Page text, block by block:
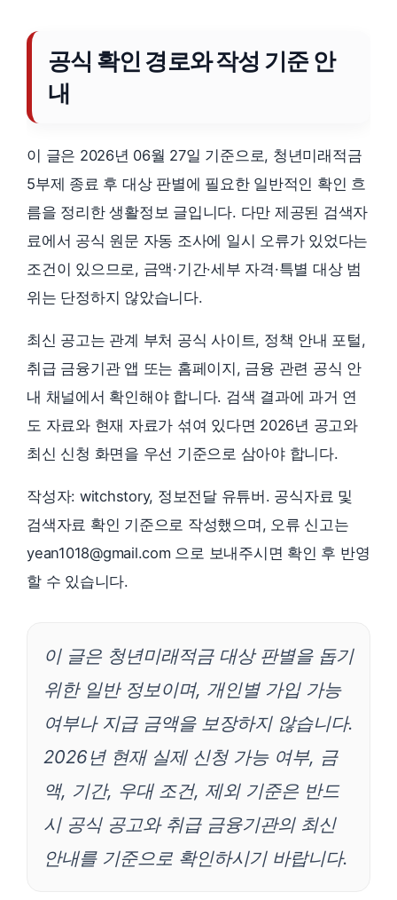
공식 확인 경로와 작성 기준 안
내
이 글은 2026년 06월 27일 기준으로, 청년미래적금
5부제 종료 후 대상 판별에 필요한 일반적인 확인 흐
름을 정리한 생활정보 글입니다. 다만 제공된 검색자
료에서 공식 원문 자동 조사에 일시 오류가 있었다는
조건이 있으므로, 금액·기간·세부 자격·특별 대상 범
위는 단정하지 않았습니다.
최신 공고는 관계 부처 공식 사이트, 정책 안내 포털,
취급 금융기관 앱 또는 홈페이지, 금융 관련 공식 안
내 채널에서 확인해야 합니다. 검색 결과에 과거 연
도 자료와 현재 자료가 섞여 있다면 2026년 공고와
최신 신청 화면을 우선 기준으로 삼아야 합니다.
작성자: witchstory, 정보전달 유튜버. 공식자료 및
검색자료 확인 기준으로 작성했으며, 오류 신고는
yean1018@gmail.com 으로 보내주시면 확인 후 반영
할 수 있습니다.
이 글은 청년미래적금 대상 판별을 돕기
위한 일반 정보이며, 개인별 가입 가능
여부나 지급 금액을 보장하지 않습니다.
2026년 현재 실제 신청 가능 여부, 금
액, 기간, 우대 조건, 제외 기준은 반드
시 공식 공고와 취급 금융기관의 최신
안내를 기준으로 확인하시기 바랍니다.